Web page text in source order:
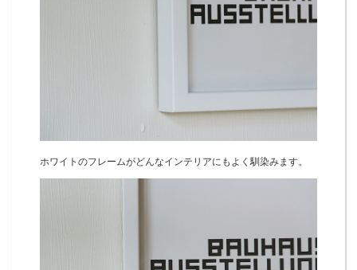
ホワイトのフレームがどんなインテリアにもよく馴染みます。